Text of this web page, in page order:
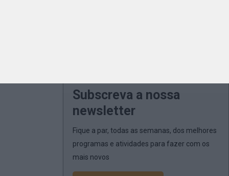
Subscreva a nossa
newsletter
Fique a par, todas as semanas, dos melhores
programas e atividades para fazer com os
mais novos